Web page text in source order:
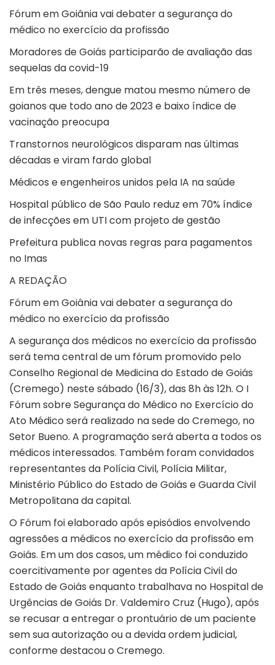
Fórum em Goiânia vai debater a segurança do
médico no exercício da profissão
Moradores de Goiás participarão de avaliação das
sequelas da covid-19
Em três meses, dengue matou mesmo número de
goianos que todo ano de 2023 e baixo índice de
vacinação preocupa
Transtornos neurológicos disparam nas últimas
décadas e viram fardo global
Médicos e engenheiros unidos pela IA na saúde
Hospital público de São Paulo reduz em 70% índice
de infecções em UTI com projeto de gestão
Prefeitura publica novas regras para pagamentos
no Imas
A REDAÇÃO
Fórum em Goiânia vai debater a segurança do
médico no exercício da profissão
A segurança dos médicos no exercício da profissão
será tema central de um fórum promovido pelo
Conselho Regional de Medicina do Estado de Goiás
(Cremego) neste sábado (16/3), das 8h às 12h. O I
Fórum sobre Segurança do Médico no Exercício do
Ato Médico será realizado na sede do Cremego, no
Setor Bueno. A programação será aberta a todos os
médicos interessados. Também foram convidados
representantes da Polícia Civil, Polícia Militar,
Ministério Público do Estado de Goiás e Guarda Civil
Metropolitana da capital.
O Fórum foi elaborado após episódios envolvendo
agressões a médicos no exercício da profissão em
Goiás. Em um dos casos, um médico foi conduzido
coercitivamente por agentes da Polícia Civil do
Estado de Goiás enquanto trabalhava no Hospital de
Urgências de Goiás Dr. Valdemiro Cruz (Hugo), após
se recusar a entregar o prontuário de um paciente
sem sua autorização ou a devida ordem judicial,
conforme destacou o Cremego.